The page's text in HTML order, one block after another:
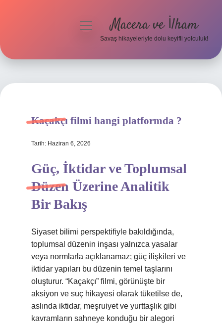
menüyüMacera ve İlham
Savaş hikayeleriyle dolu keyifli yolculuk!
Kaçakçı filmi hangi platformda ?
Tarih: Haziran 6, 2026
Güç, İktidar ve Toplumsal
Düzen Üzerine Analitik
Bir Bakış
Siyaset bilimi perspektifiyle bakıldığında,
toplumsal düzenin inşası yalnızca yasalar
veya normlarla açıklanamaz; güç ilişkileri ve
iktidar yapıları bu düzenin temel taşlarını
oluşturur. “Kaçakçı” filmi, görünüşte bir
aksiyon ve suç hikayesi olarak tüketilse de,
aslında iktidar, meşruiyet ve yurttaşlık gibi
kavramların sahneye konduğu bir alegori